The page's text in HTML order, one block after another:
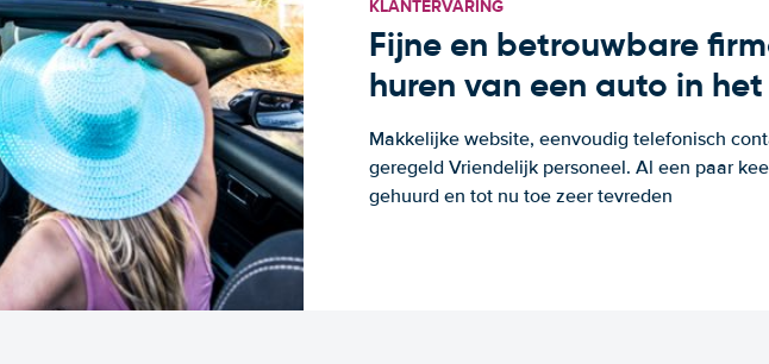
KLANTERVARING
Fijne en betrouwbare
huren van een auto in
Makkelijke website, eenvoudig telefonisch
geregeld Vriendelijk personeel. Al een paar
gehuurd en tot nu toe zeer tevreden